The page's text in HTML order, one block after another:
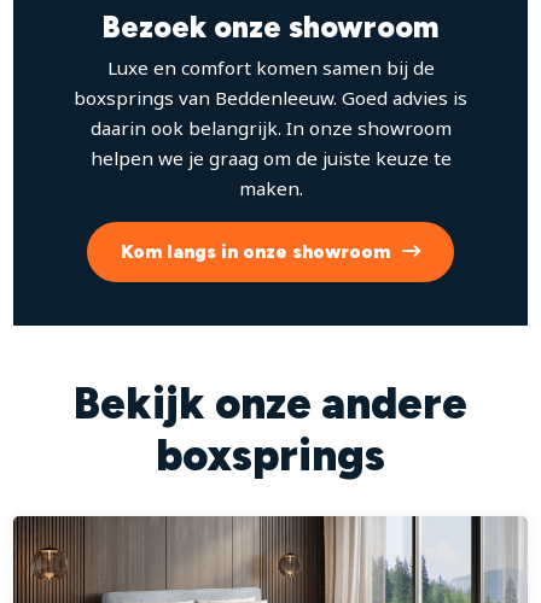
Bezoek onze showroom
Luxe en comfort komen samen bij de
boxsprings van Beddenleeuw. Goed advies is
daarin ook belangrijk. In onze showroom
helpen we je graag om de juiste keuze te
maken.
Kom langs in onze showroom
Bekijk onze andere
boxsprings